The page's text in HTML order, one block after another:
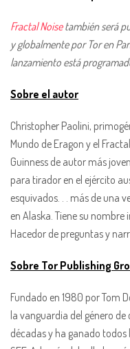
Fractal Noisetambién será
y globalmente por Tor en
lanzamiento está
Sobre el autor
Christopher Paolini,
Mundo de Eragon y el
Guinness de autor más
para tirador en el ejército
esquivados. . . más de una
en Alaska. Tiene su nombre
Hacedor de preguntas y
Sobre Tor Publishing
Fundado en 1980 por Tom
la vanguardia del género
décadas y ha ganado